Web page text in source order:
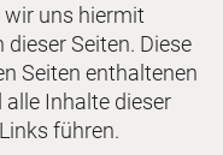
wir uns hiermit
Seiten. Diese
Seiten enthaltenen
alle Inhalte dieser
führen.